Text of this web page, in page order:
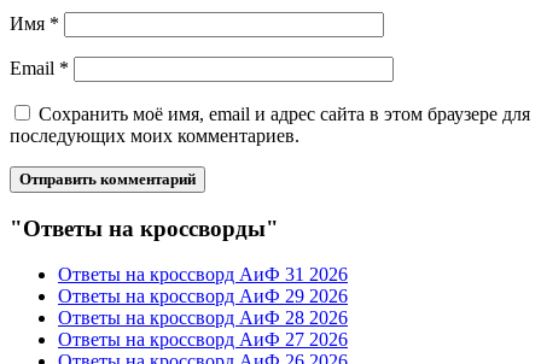
Имя *
Email *
Сохранить моё имя, email и адрес сайта в этом браузере для
последующих моих комментариев.
"Ответы на кроссворды"
Ответы на кроссворд АиФ 31 2026
Ответы на кроссворд АиФ 29 2026
Ответы на кроссворд АиФ 28 2026
Ответы на кроссворд АиФ 27 2026